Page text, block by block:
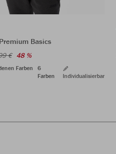
Basics
€ 48 %
Farben
6
Farben
Individualisierbar